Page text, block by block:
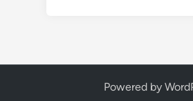
Powered by